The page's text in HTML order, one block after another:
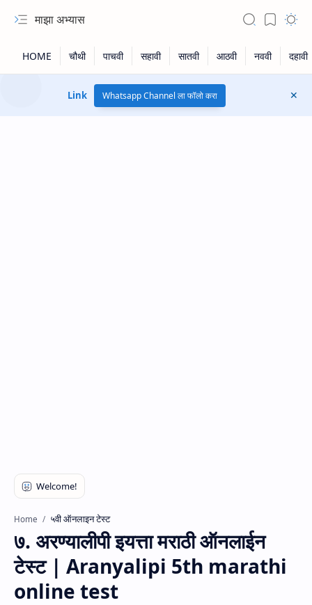
माझा अभ्यास
Link Whatsapp Channel ला फॉलो करा
Home ५वी ऑनलाइन टेस्ट
७. अरण्यालीपी इयत्ता मराठी ऑनलाईन
टेस्ट | Aranyalipi 5th marathi
online test